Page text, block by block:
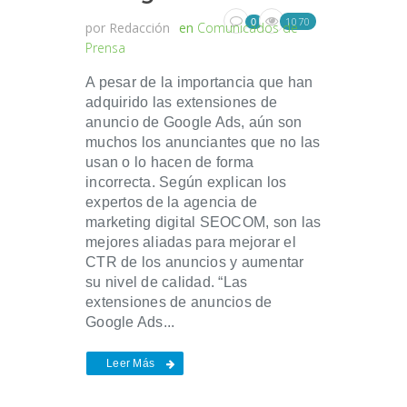
por Redacción en Comunicados de
Prensa
0 1070
A pesar de la importancia que han
adquirido las extensiones de
anuncio de Google Ads, aún son
muchos los anunciantes que no las
usan o lo hacen de forma
incorrecta. Según explican los
expertos de la agencia de
marketing digital SEOCOM, son las
mejores aliadas para mejorar el
CTR de los anuncios y aumentar
su nivel de calidad. “Las
extensiones de anuncios de
Google Ads...
Leer Más